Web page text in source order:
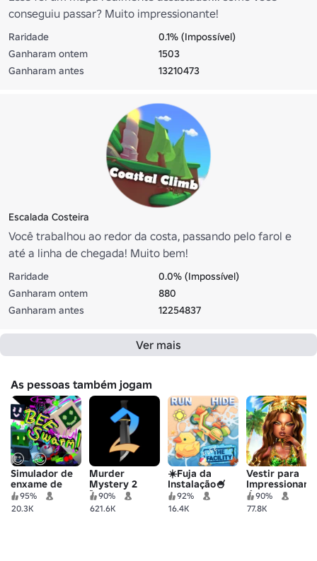
conseguiu passar? Muito impressionante!
Raridade
0.1% (Impossível)
Ganharam ontem
1503
Ganharam antes
13210473
Escalada Costeira
Você trabalhou ao redor da costa, passando pelo farol e
até a linha de chegada! Muito bem!
Raridade
0.0% (Impossível)
Ganharam ontem
880
Ganharam antes
12254837
Ver mais
As pessoas também jogam
Simulador de
enxame de
abelhas
95%
20.3K
Murder
Mystery 2
[Beta
Português!]
90%
621.6K
☀️Fuja da
Instalação🍧
92%
16.4K
Vestir para
Impressionar
🎄90%
77.8K